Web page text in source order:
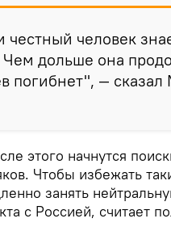
человек
Чем дольше она
погибнет", — сказал
этого начнутся
Чтобы избежать
занять
с Россией, считает